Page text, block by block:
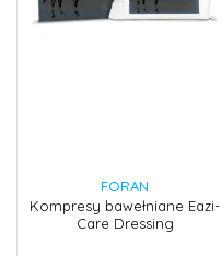
FORAN
Kompresy bawełniane Eazi-
Care Dressing